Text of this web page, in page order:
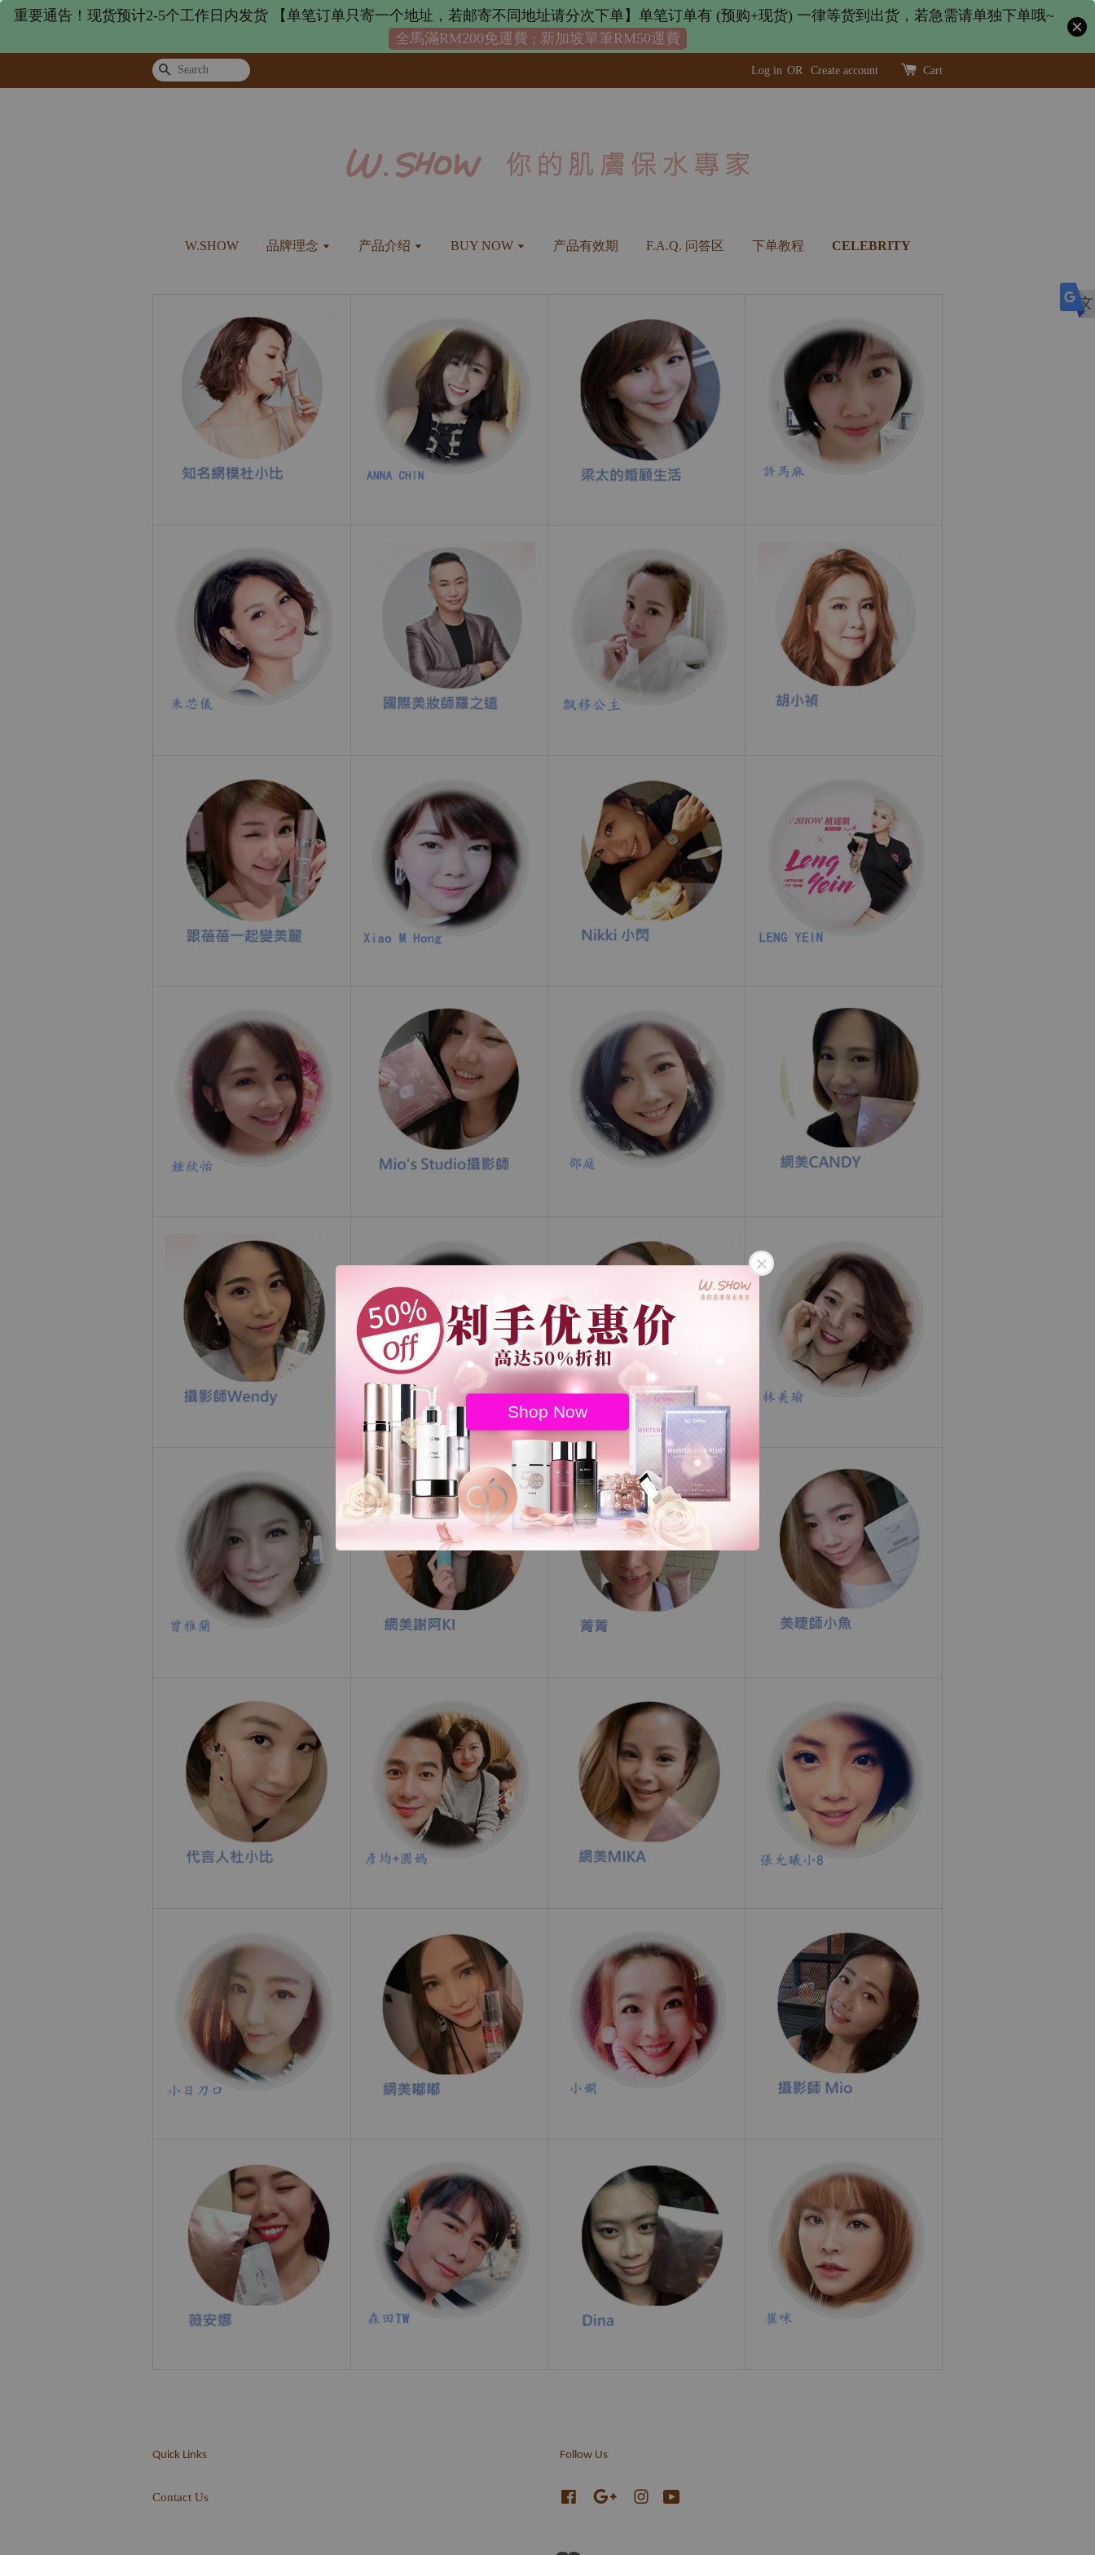
重要通告！现货预计2-5个工作日内发货 【单笔订单只寄一个地址，若邮寄不同地址请分次下单】单笔订单有 (预购+现货) 一律等货到出货，若急需请单独下单哦~
全馬滿RM200免運費 ; 新加坡單筆RM50運費
Shop Now
Search Log in OR Create account Cart
W.SHOW 品牌理念 产品介绍 BUY NOW 产品有效期 F.A.Q. 问答区 下单教程 CELEBRITY
Quick Links
Contact Us
Follow Us
Facebook Google Instagram